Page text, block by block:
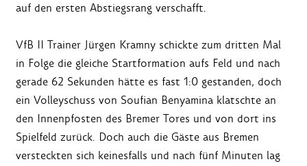
auf den ersten Abstiegsrang verschafft.
VfB II Trainer Jürgen Kramny schickte zum dritten Mal
in Folge die gleiche Startformation aufs Feld und nach
gerade 62 Sekunden hätte es fast 1:0 gestanden, doch
ein Volleyschuss von Soufian Benyamina klatschte an
den Innenpfosten des Bremer Tores und von dort ins
Spielfeld zurück. Doch auch die Gäste aus Bremen
versteckten sich keinesfalls und nach fünf Minuten lag